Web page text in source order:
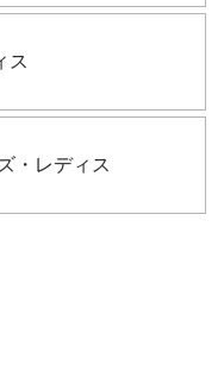
ス
・レディス